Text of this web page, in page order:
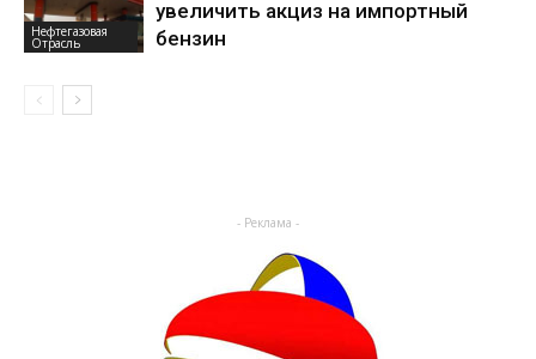
Нефтегазовая
Отрасль
увеличить акциз на импортный
бензин
- Реклама -